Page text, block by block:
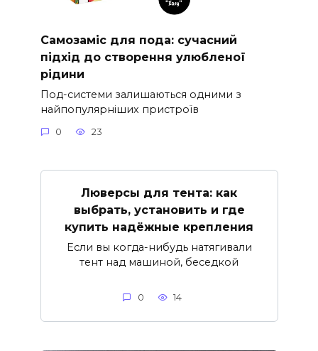
Самозаміс для пода: сучасний
підхід до створення улюбленої
рідини
Под-системи залишаються одними з
найпопулярніших пристроїв
0 23
Люверсы для тента: как
выбрать, установить и где
купить надёжные крепления
Если вы когда-нибудь натягивали
тент над машиной, беседкой
0 14